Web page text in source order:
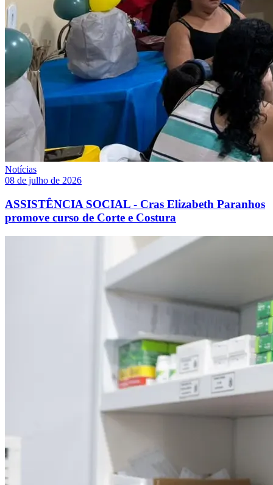
Notícias
08 de julho de 2026
ASSISTÊNCIA SOCIAL - Cras Elizabeth Paranhos
promove curso de Corte e Costura